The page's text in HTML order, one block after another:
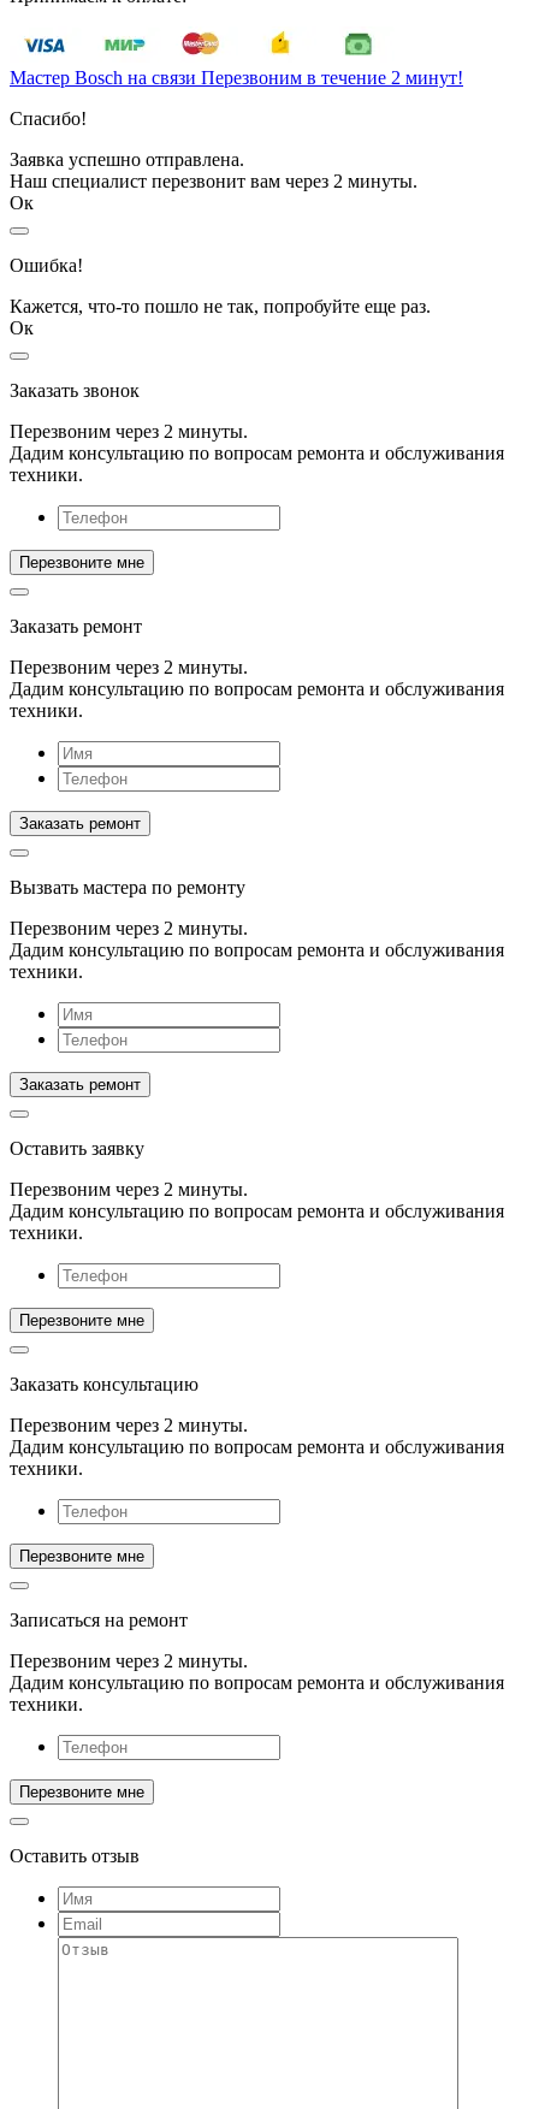
Мастер Bosch на связи Перезвоним в течение 2 минут!
Спасибо!
Заявка успешно отправлена.
Наш специалист перезвонит вам через 2 минуты.
Ок
Ошибка!
Кажется, что-то пошло не так, попробуйте еще раз.
Ок
Заказать звонок
Перезвоним через 2 минуты.
Дадим консультацию по вопросам ремонта и обслуживания
техники.
Заказать ремонт
Перезвоним через 2 минуты.
Дадим консультацию по вопросам ремонта и обслуживания
техники.
Вызвать мастера по ремонту
Перезвоним через 2 минуты.
Дадим консультацию по вопросам ремонта и обслуживания
техники.
Оставить заявку
Перезвоним через 2 минуты.
Дадим консультацию по вопросам ремонта и обслуживания
техники.
Заказать консультацию
Перезвоним через 2 минуты.
Дадим консультацию по вопросам ремонта и обслуживания
техники.
Записаться на ремонт
Перезвоним через 2 минуты.
Дадим консультацию по вопросам ремонта и обслуживания
техники.
Оставить отзыв